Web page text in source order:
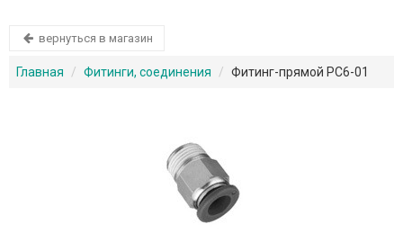
вернуться в магазин
Главная Фитинги, соединения Фитинг-прямой PC6-01